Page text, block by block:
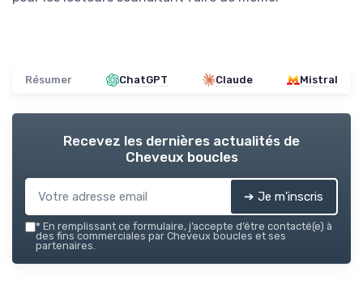
Résumer ChatGPT Claude Mistral
Recevez les dernières actualités de
Cheveux boucles
➔ Je m'inscris
* En remplissant ce formulaire, j’accepte d’être contacté(e) à
des fins commerciales par Cheveux boucles et ses
partenaires.